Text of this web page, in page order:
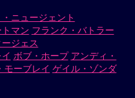
ニュージェント
トマン フランク・バトラー
ジェス
ボブ・ホープ アンディ・
モーブレイ ゲイル・ゾンダ